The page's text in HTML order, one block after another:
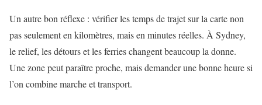
Un autre bon réflexe : vérifier les temps de trajet sur la carte non
pas seulement en kilomètres, mais en minutes réelles. À Sydney,
le relief, les détours et les ferries changent beaucoup la donne.
Une zone peut paraître proche, mais demander une bonne heure si
l’on combine marche et transport.